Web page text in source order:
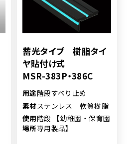
蓄光タイプ 樹脂タイ
ヤ貼付け式
MSR-383P・386C
用途階段すべり止め
素材ステンレス 軟質樹脂
使用
場所
階段 【幼稚園・保育園
専用製品】